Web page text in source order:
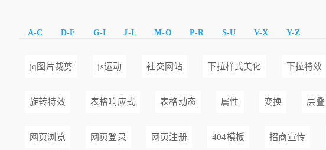
A-C D-F G-I J-L M-O P-R S-U V-X Y-Z
jq图片裁剪 js运动 社交网站 下拉样式美化 下拉特效
旋转特效 表格响应式 表格动态 属性 变换 层叠
网页浏览 网页登录 网页注册 404模板 招商宣传